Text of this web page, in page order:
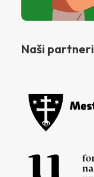
Naši partneri